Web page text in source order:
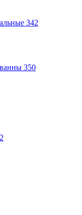
342
350